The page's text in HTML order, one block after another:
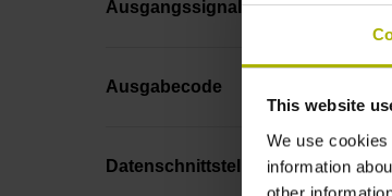
This website
We use
information
Ausgangssignal
Ausgabecode
Datenschnittstelle